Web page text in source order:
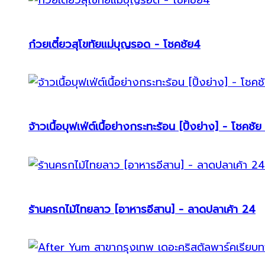
ก๋วยเตี๋ยวสุโขทัยแม่บุญรอด - โชคชัย4
จ้าวเนื้อบุฟเฟ่ต์เนื้อย่างกระทะร้อน [ปิ้งย่าง] - โชคชั
ร้านครกไม้ไทยลาว [อาหารอีสาน] - ลาดปลาเค้า 24